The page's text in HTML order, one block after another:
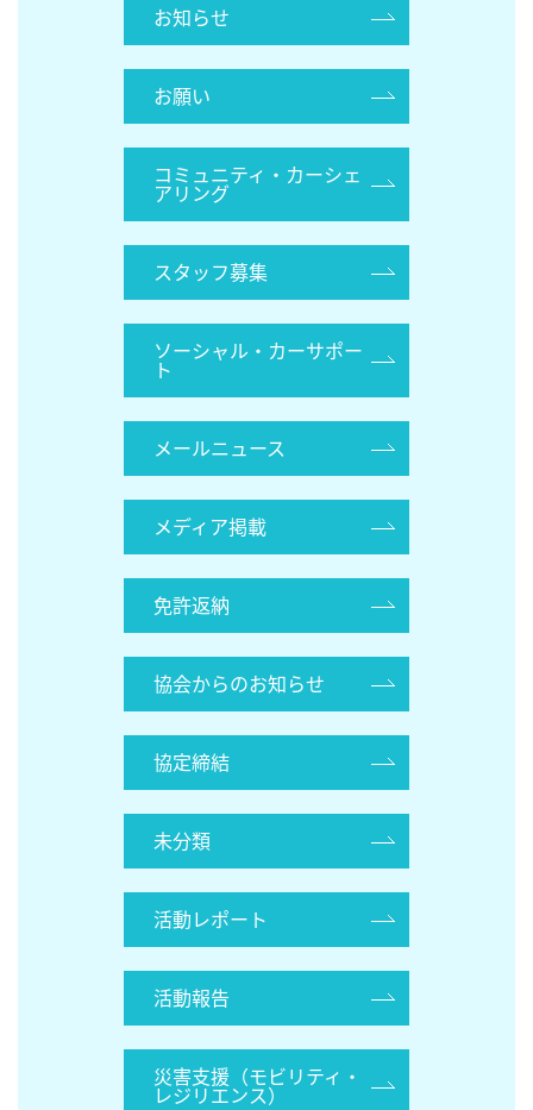
お知らせ
お願い
コミュニティ・カーシェ
アリング
スタッフ募集
ソーシャル・カーサポー
ト
メールニュース
メディア掲載
免許返納
協会からのお知らせ
協定締結
未分類
活動レポート
活動報告
災害支援（モビリティ・
レジリエンス）